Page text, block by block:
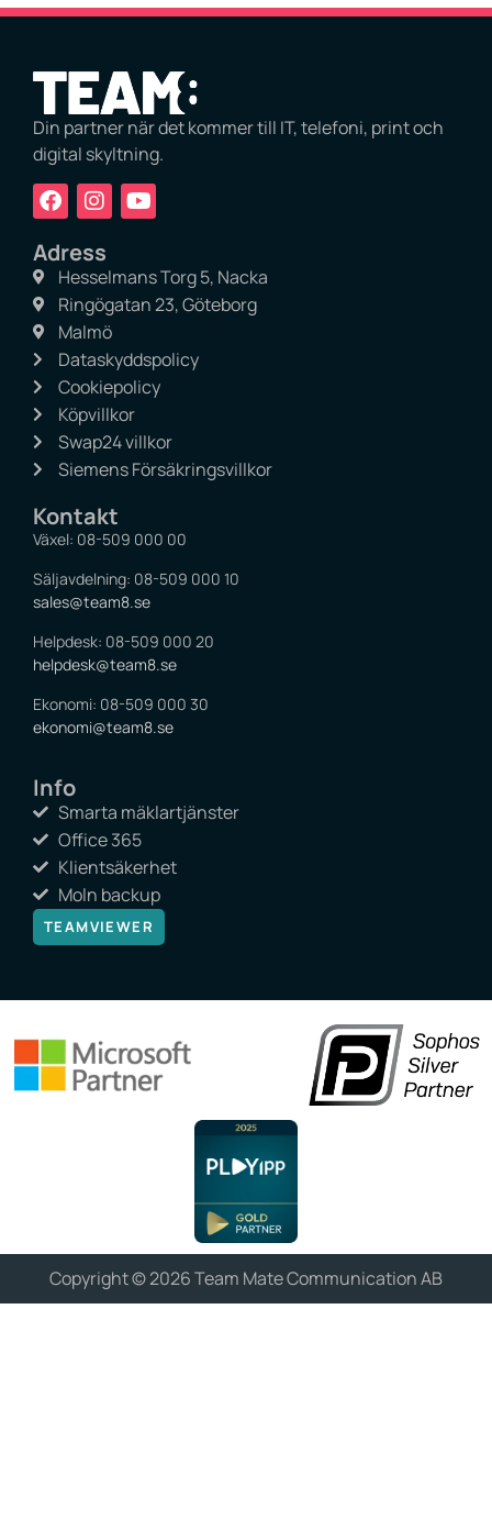
Din partner när det kommer till IT, telefoni, print och
digital skyltning.
F
a
c
e
b
o
o
k
I
n
t
a
g
r
a
m
Y
o
u
b
Adress
Hesselmans Torg 5, Nacka
Ringögatan 23, Göteborg
Malmö
Dataskyddspolicy
Cookiepolicy
Köpvillkor
Swap24 villkor
Siemens Försäkringsvillkor
Kontakt
Växel: 08-509 000 00
Säljavdelning: 08-509 000 10
sales@team8.se
Helpdesk: 08-509 000 20
helpdesk@team8.se
Ekonomi: 08-509 000 30
ekonomi@team8.se
Info
Smarta mäklartjänster
Office 365
Klientsäkerhet
Moln backup
TEAMVIEWER
Copyright © 2026 Team Mate Communication AB